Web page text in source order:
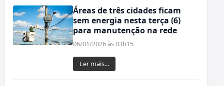
Áreas de três cidades ficam
sem energia nesta terça (6)
para manutenção na rede
06/01/2026 às 03h15
Ler mais...